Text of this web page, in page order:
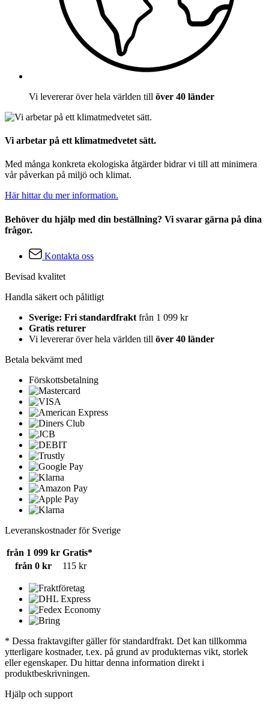
Vi levererar över hela världen till över 40 länder
Vi arbetar på ett klimatmedvetet sätt.
Med många konkreta ekologiska åtgärder bidrar vi till att minimera
vår påverkan på miljö och klimat.
Här hittar du mer information.
Behöver du hjälp med din beställning? Vi svarar gärna på dina
frågor.
Kontakta oss
Bevisad kvalitet
Handla säkert och pålitligt
Sverige: Fri standardfrakt från 1 099 kr
Gratis returer
Vi levererar över hela världen till över 40 länder
Betala bekvämt med
Förskottsbetalning
Leveranskostnader för Sverige
från 1 099 kr Gratis*
från 0 kr
115 kr
* Dessa fraktavgifter gäller för standardfrakt. Det kan tillkomma
ytterligare kostnader, t.ex. på grund av produkternas vikt, storlek
eller egenskaper. Du hittar denna information direkt i
produktbeskrivningen.
Hjälp och support